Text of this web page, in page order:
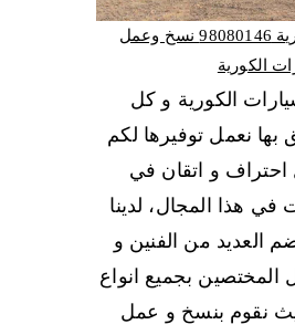
مفاتيح السيارات الكورية 98080146‬ نسخ وعمل
الكورية
الكورية و كل
بها نعمل توفيرها لكم
احتراف و اتقان في
في هذا المجال، لدينا
العديد من الفنين و
المختصين بجميع انواع
نقوم بنسخ و عمل